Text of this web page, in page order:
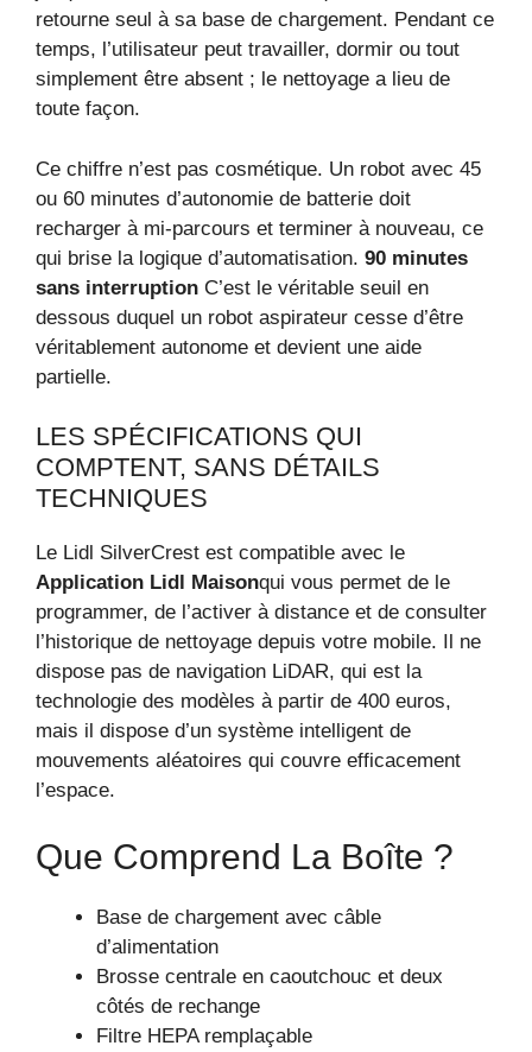
retourne seul à sa base de chargement. Pendant ce
temps, l’utilisateur peut travailler, dormir ou tout
simplement être absent ; le nettoyage a lieu de
toute façon.
Ce chiffre n’est pas cosmétique. Un robot avec 45
ou 60 minutes d’autonomie de batterie doit
recharger à mi-parcours et terminer à nouveau, ce
qui brise la logique d’automatisation. 90 minutes
sans interruption C’est le véritable seuil en
dessous duquel un robot aspirateur cesse d’être
véritablement autonome et devient une aide
partielle.
LES SPÉCIFICATIONS QUI
COMPTENT, SANS DÉTAILS
TECHNIQUES
Le Lidl SilverCrest est compatible avec le
Application Lidl Maisonqui vous permet de le
programmer, de l’activer à distance et de consulter
l’historique de nettoyage depuis votre mobile. Il ne
dispose pas de navigation LiDAR, qui est la
technologie des modèles à partir de 400 euros,
mais il dispose d’un système intelligent de
mouvements aléatoires qui couvre efficacement
l’espace.
Que Comprend La Boîte ?
Base de chargement avec câble
d’alimentation
Brosse centrale en caoutchouc et deux
côtés de rechange
Filtre HEPA remplaçable